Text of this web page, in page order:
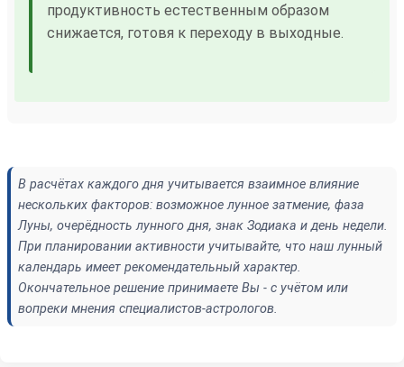
продуктивность естественным образом
снижается, готовя к переходу в выходные.
В расчётах каждого дня учитывается взаимное влияние
нескольких факторов: возможное лунное затмение, фаза
Луны, очерёдность лунного дня, знак Зодиака и день недели.
При планировании активности учитывайте, что наш лунный
календарь имеет рекомендательный характер.
Окончательное решение принимаете Вы - с учётом или
вопреки мнения специалистов-астрологов.